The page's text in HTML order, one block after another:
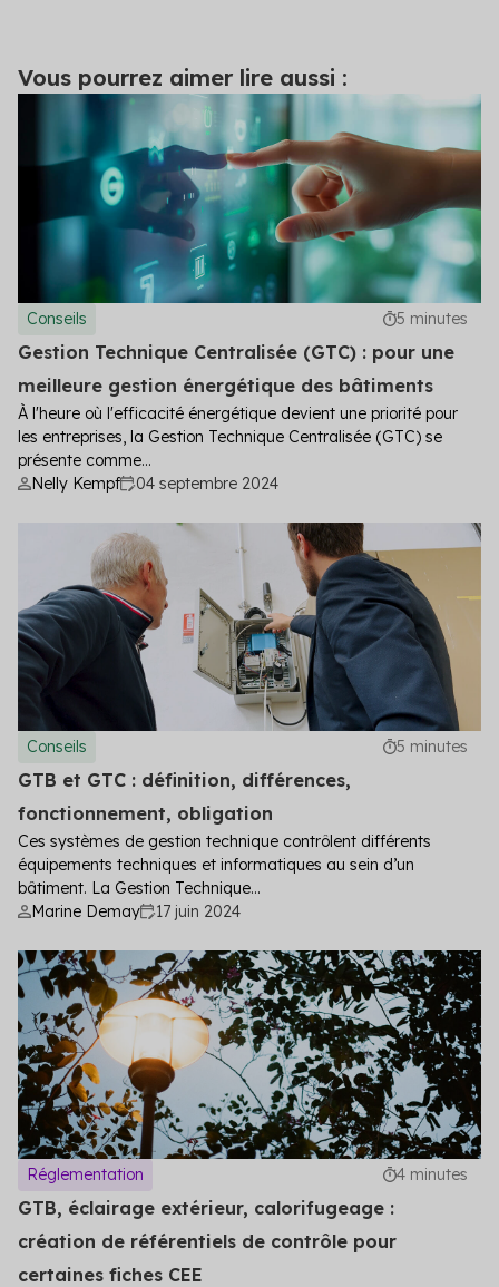
Vous pourrez aimer lire aussi :
Conseils 5 minutes
Gestion Technique Centralisée (GTC) : pour une
meilleure gestion énergétique des bâtiments
À l'heure où l'efficacité énergétique devient une priorité pour
les entreprises, la Gestion Technique Centralisée (GTC) se
présente comme...
Nelly Kempf
04 septembre 2024
Conseils 5 minutes
GTB et GTC : définition, différences,
fonctionnement, obligation
Ces systèmes de gestion technique contrôlent différents
équipements techniques et informatiques au sein d’un
bâtiment. La Gestion Technique...
Marine Demay
17 juin 2024
Réglementation 4 minutes
GTB, éclairage extérieur, calorifugeage :
création de référentiels de contrôle pour
certaines fiches CEE